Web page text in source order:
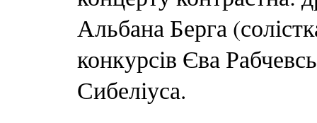
Альбана Берга
конкурсів Єва
Сибеліуса.